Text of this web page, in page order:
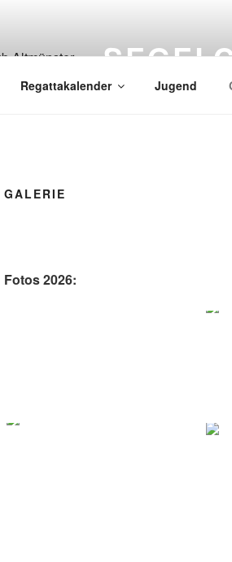
Regattakalender Jugend
GALERIE
Fotos 2026: